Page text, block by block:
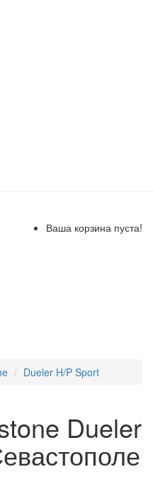
Ваша корзина пуста!
Dueler H/P Sport
Dueler